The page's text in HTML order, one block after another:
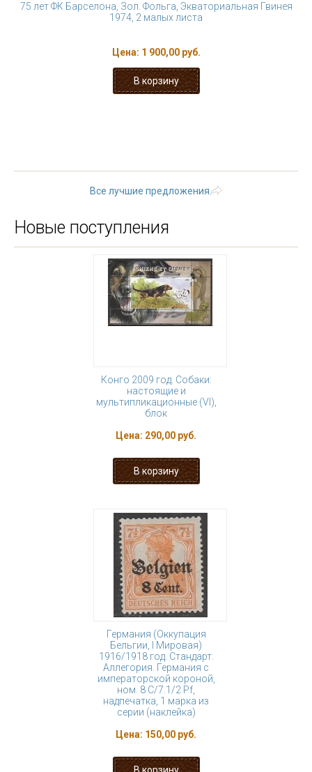
75 лет ФК Барселона, Зол. Фольга, Экваториальная Гвинея
1974, 2 малых листа
Цена: 1 900,00 руб.
Все лучшие предложения
Новые поступления
Конго 2009 год. Собаки:
настоящие и
мультипликационные (VI),
блок
Цена: 290,00 руб.
Германия (Оккупация
Бельгии, I Мировая)
1916/1918 год. Стандарт.
Аллегория. Германия с
императорской короной,
ном. 8 С/7.1/2 Pf,
надпечатка, 1 марка из
серии (наклейка)
Цена: 150,00 руб.